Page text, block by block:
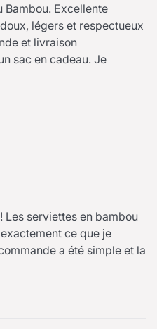
Bambou. Excellente
légers et respectueux
et livraison
sac en cadeau. Je
Les serviettes en bambou
ce que je
a été simple et la